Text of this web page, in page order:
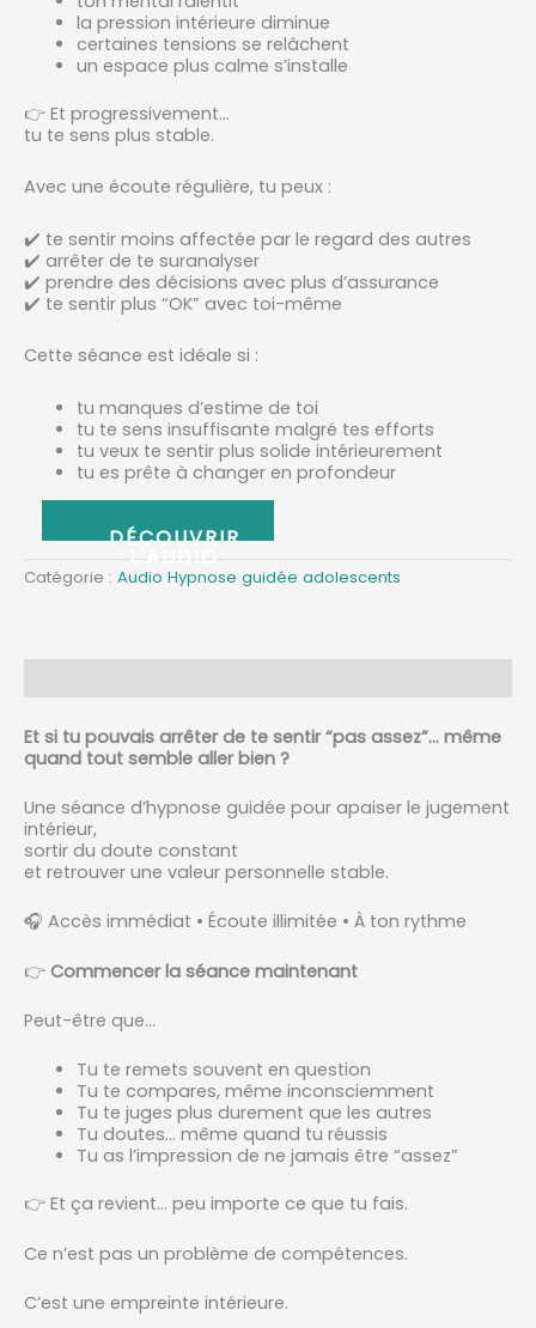
la pression intérieure diminue
certaines tensions se relâchent
un espace plus calme s’installe
👉 Et progressivement…
tu te sens plus stable.
Avec une écoute régulière, tu peux :
✔️ te sentir moins affectée par le regard des autres
✔️ arrêter de te suranalyser
✔️ prendre des décisions avec plus d’assurance
✔️ te sentir plus “OK” avec toi-même
Cette séance est idéale si :
tu manques d’estime de toi
tu te sens insuffisante malgré tes efforts
tu veux te sentir plus solide intérieurement
tu es prête à changer en profondeur
ABONNEZ-VOUS
Catégorie : Audio Hypnose guidée adolescents
Et si tu pouvais arrêter de te sentir “pas assez”… même
quand tout semble aller bien ?
Une séance d’hypnose guidée pour apaiser le jugement
intérieur,
sortir du doute constant
et retrouver une valeur personnelle stable.
🎧 Accès immédiat • Écoute illimitée • À ton rythme
👉 Commencer la séance maintenant
Peut-être que…
Tu te remets souvent en question
Tu te compares, même inconsciemment
Tu te juges plus durement que les autres
Tu doutes… même quand tu réussis
Tu as l’impression de ne jamais être “assez”
👉 Et ça revient… peu importe ce que tu fais.
Ce n’est pas un problème de compétences.
C’est une empreinte intérieure.